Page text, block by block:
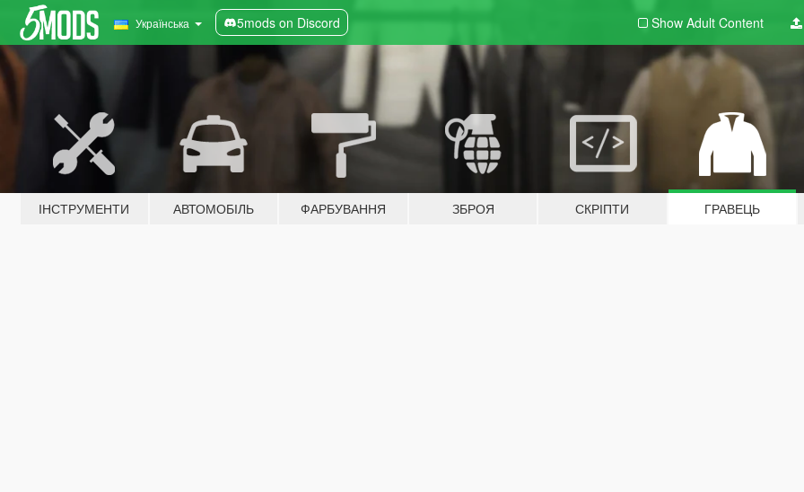
Українська 5mods on Discord Show Adult Content
ІНСТРУМЕНТИ АВТОМОБІЛЬ ФАРБУВАННЯ ЗБРОЯ СКРІПТИ ГРАВЕЦЬ